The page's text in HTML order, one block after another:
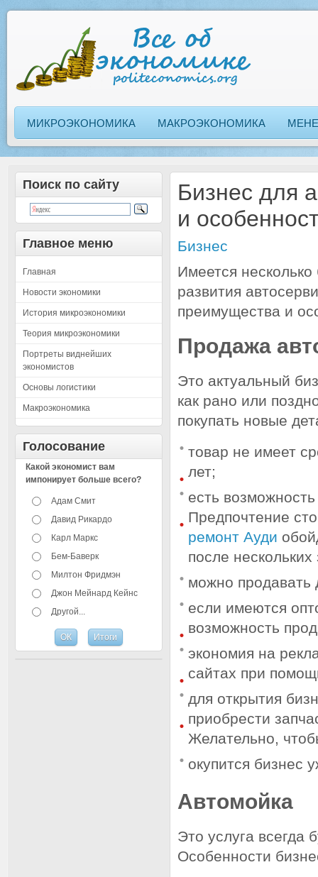
МИКРОЭКОНОМИКА МАКРОЭКОНОМИКА
Поиск по сайту
Главное меню
Главная
Новости экономики
История микроэкономики
Теория микроэкономики
Портреты виднейших
экономистов
Основы логистики
Макроэкономика
Голосование
Какой экономист вам
импонирует больше всего?
Адам Смит
Давид Рикардо
Карл Маркс
Бем-Баверк
Милтон Фридмэн
Джон Мейнард Кейнс
Другой...
Бизнес для
и
Бизнес
Имеется
развития
преимущества и
Продажа
Это актуальный
как рано или
покупать новые
товар не имеет
лет;
есть
Предпочтение
ремонт Ауди
после нескольких
можно продавать
если имеются
возможность
экономия на
сайтах при
для открытия
приобрести
Желательно,
окупится бизнес
Автомойка
Это услуга всегда
Особенности